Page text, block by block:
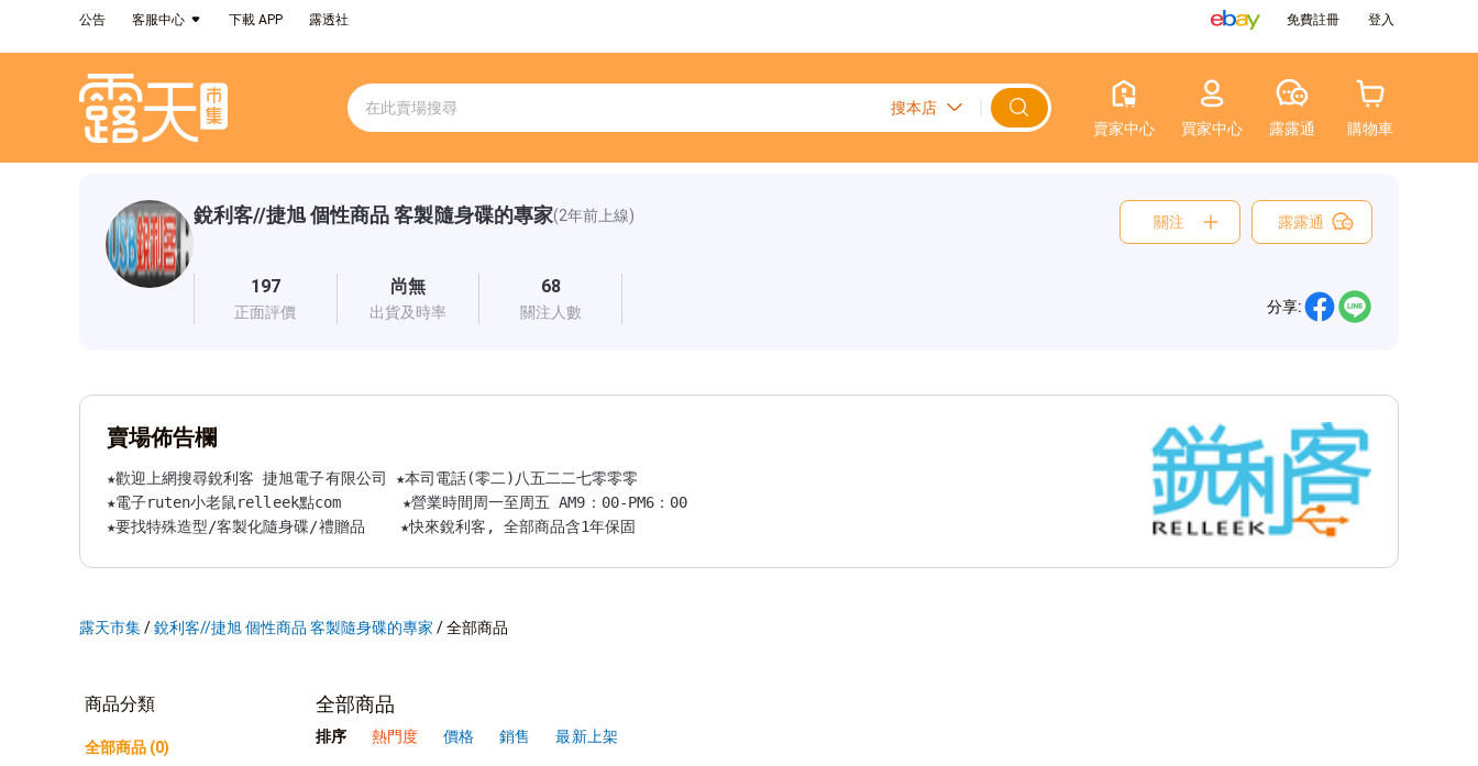
公告 客服中心 下載 APP 露透社 免費註冊 登入
賣家中心 買家中心 露露通 購物車
銳利客//捷旭 個性商品 客製隨身碟的專家(2年前上線)
197
正面評價
尚無
出貨及時率
68
關注人數
關注 露露通
分享:
賣場佈告欄
★歡迎上網搜尋銳利客 捷旭電子有限公司 ★本司電話(零二)八五二二七零零零
★電子ruten小老鼠relleek點com       ★營業時間周一至周五 AM9：00-PM6：00
★要找特殊造型/客製化隨身碟/禮贈品    ★快來銳利客, 全部商品含1年保固
露天市集/銳利客//捷旭 個性商品 客製隨身碟的專家 /全部商品
商品分類
全部商品 (0)
全部商品
排序 熱門度 價格 銷售 最新上架